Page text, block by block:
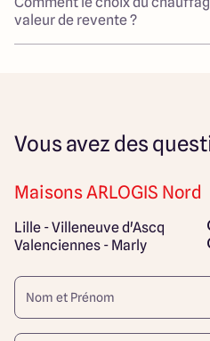
valeur de revente ?
Vous avez des
Maisons ARLOGIS Nord
Lille - Villeneuve d'Ascq
Valenciennes - Marly